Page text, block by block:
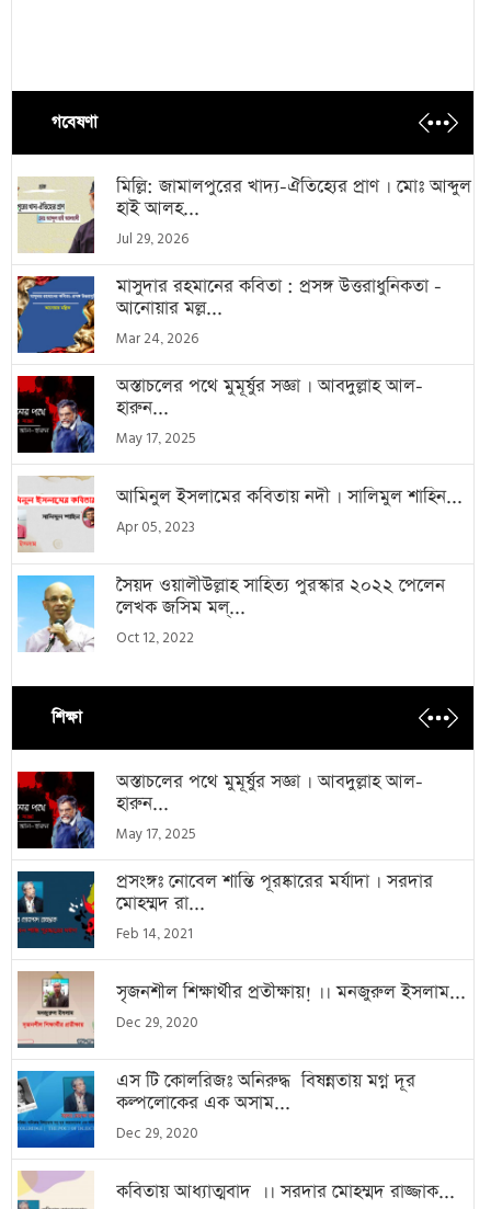
গবেষণা
মিল্লি: জামালপুরের খাদ্য-ঐতিহ্যের প্রাণ । মোঃ আব্দুল
হাই আলহ...
Jul 29, 2026
মাসুদার রহমানের কবিতা : প্রসঙ্গ উত্তরাধুনিকতা -
আনোয়ার মল্ল...
Mar 24, 2026
অস্তাচলের পথে মুমূর্ষুর সজ্ঞা । আবদুল্লাহ আল-
হারুন...
May 17, 2025
আমিনুল ইসলামের কবিতায় নদী । সালিমুল শাহিন...
Apr 05, 2023
সৈয়দ ওয়ালীউল্লাহ সাহিত্য পুরস্কার ২০২২ পেলেন
লেখক জসিম মল্...
Oct 12, 2022
শিক্ষা
অস্তাচলের পথে মুমূর্ষুর সজ্ঞা । আবদুল্লাহ আল-
হারুন...
May 17, 2025
প্রসংঙ্গঃ নোবেল শান্তি পূরষ্কারের মর্যাদা । সরদার
মোহম্মদ রা...
Feb 14, 2021
সৃজনশীল শিক্ষার্থীর প্রতীক্ষায়! ।। মনজুরুল ইসলাম...
Dec 29, 2020
এস টি কোলরিজঃ অনিরুদ্ধ বিষন্নতায় মগ্ন দূর
কল্পলোকের এক অসাম...
Dec 29, 2020
কবিতায় আধ্যাত্মবাদ ।। সরদার মোহম্মদ রাজ্জাক...